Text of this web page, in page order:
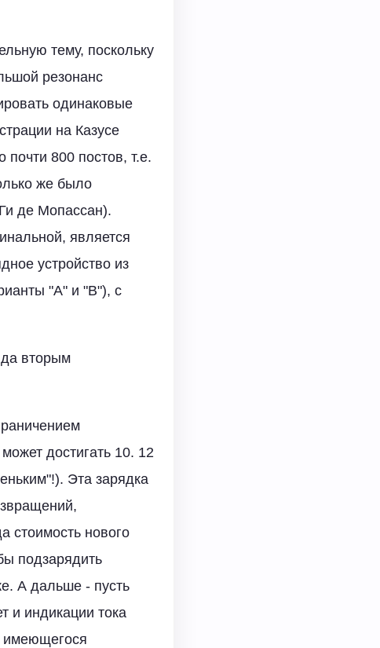
тему, поскольку
резонанс
одинаковые
на Казусе
800 постов, т.е.
же было
де Мопассан).
является
устройство из
"А" и "В"), с
вторым
достигать 10. 12
Эта зарядка
стоимость нового
подзарядить
А дальше - пусть
и индикации тока
имеющегося